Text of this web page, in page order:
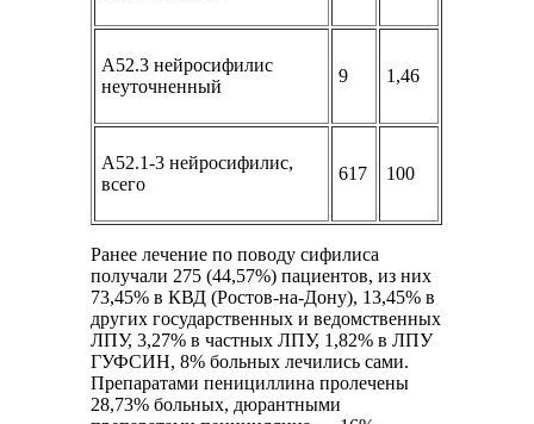
A52.3 нейросифилис
неуточненный
9 1,46
A52.1-3 нейросифилис,
всего
617 100
Ранее лечение по поводу сифилиса
получали 275 (44,57%) пациентов, из них
73,45% в КВД (Ростов-на-Дону), 13,45% в
других государственных и ведомственных
ЛПУ, 3,27% в частных ЛПУ, 1,82% в ЛПУ
ГУФСИН, 8% больных лечились сами.
Препаратами пенициллина пролечены
28,73% больных, дюрантными